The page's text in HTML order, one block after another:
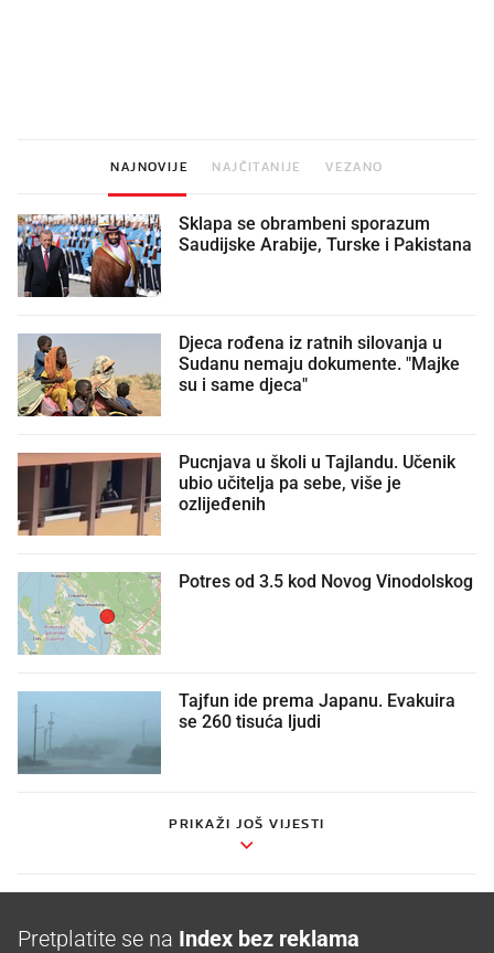
NAJNOVIJE NAJČITANIJE VEZANO
Sklapa se obrambeni sporazum
Saudijske Arabije, Turske i Pakistana
Djeca rođena iz ratnih silovanja u
Sudanu nemaju dokumente. "Majke
su i same djeca"
Pucnjava u školi u Tajlandu. Učenik
ubio učitelja pa sebe, više je
ozlijeđenih
Potres od 3.5 kod Novog Vinodolskog
Tajfun ide prema Japanu. Evakuira
se 260 tisuća ljudi
PRIKAŽI JOŠ VIJESTI
Pretplatite se na Index bez reklama